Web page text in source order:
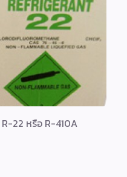
R-22 หรือ R-410A